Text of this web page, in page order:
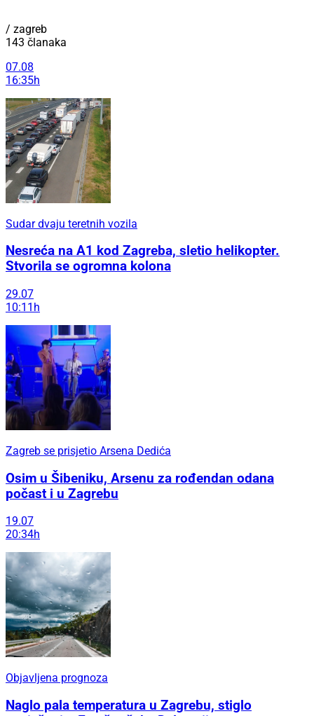
/ zagreb
143 članaka
07.08
16:35h
Sudar dvaju teretnih vozila
Nesreća na A1 kod Zagreba, sletio helikopter.
Stvorila se ogromna kolona
29.07
10:11h
Zagreb se prisjetio Arsena Dedića
Osim u Šibeniku, Arsenu za rođendan odana
počast i u Zagrebu
19.07
20:34h
Objavljena prognoza
Naglo pala temperatura u Zagrebu, stiglo